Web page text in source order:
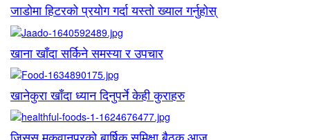
जाडोमा हिटरको प्रयोग गर्दा यस्तो ख्याल गर्नुहोस्
खाना खाँदा सर्किने समस्या र उपचार
खानेकुरा खाँदा ध्यान दिनुपर्ने केही कुराहरु